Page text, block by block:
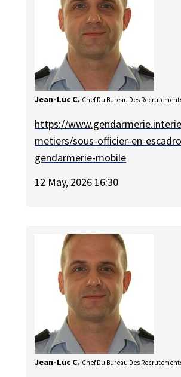
Jean-Luc C. Chef Du Bureau Des
https://
metiers/sous-officier-en-
gendarmerie-mobile
12 May, 2026 16:30
Jean-Luc C. Chef Du Bureau Des